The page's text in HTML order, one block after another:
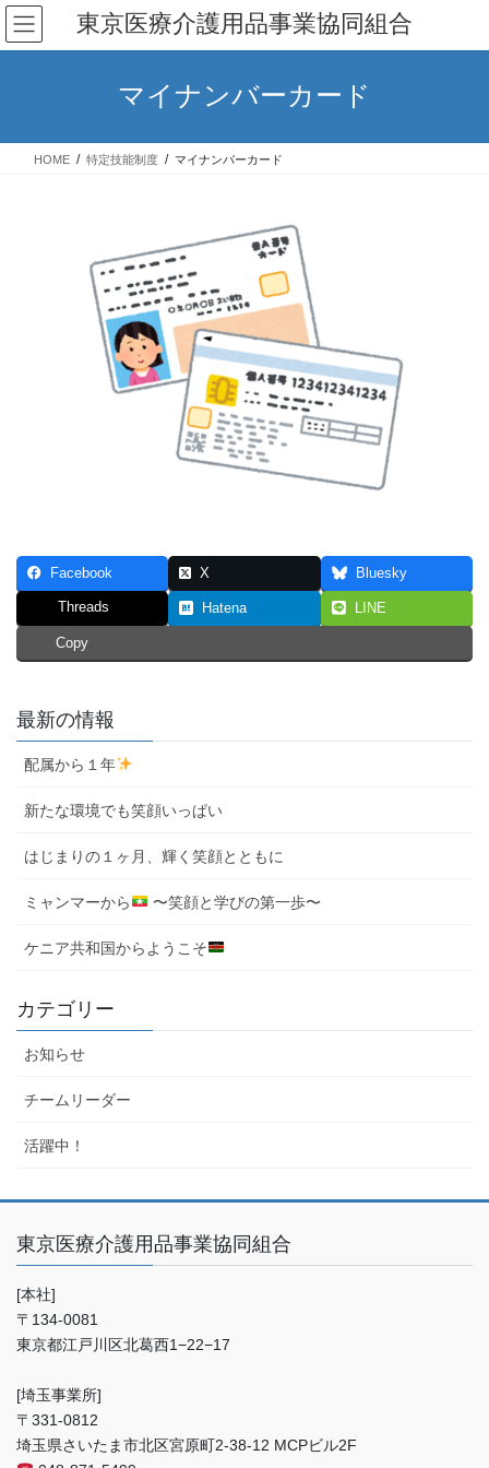
コ
ン
テ
ス
ナ
ビ
ゲ
ン
東京医療介護用品事業協同組合
マイナンバーカード
HOME 特定技能制度 マイナンバーカード
Facebook X Bluesky
Threads Hatena LINE
Copy
最新の情報
配属から１年
新たな環境でも笑顔いっぱい
はじまりの１ヶ月、輝く笑顔とともに
ミャンマーから 〜笑顔と学びの第一歩〜
ケニア共和国からようこそ
カテゴリー
お知らせ
チームリーダー
活躍中！
東京医療介護用品事業協同組合
[本社]
〒134-0081
東京都江戸川区北葛西1−22−17
[埼玉事業所]
〒331-0812
埼玉県さいたま市北区宮原町2-38-12 MCPビル2F